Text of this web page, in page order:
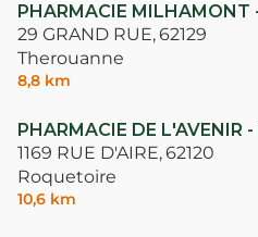
PHARMACIE
29 GRAND RUE,62129
Therouanne
8,8 km
PHARMACIE DE L'AVENIR
1169 RUE D'AIRE,62120
Roquetoire
10,6 km